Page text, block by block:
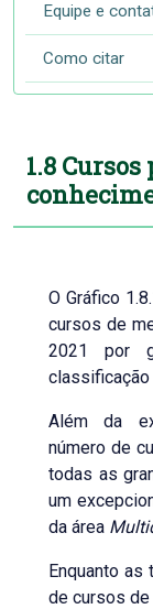
Equipe e
Como citar
1.8
O Gráfico
cursos de
2021 por
classificação
Além da
número de
todas as
um
da área
Enquanto
de cursos